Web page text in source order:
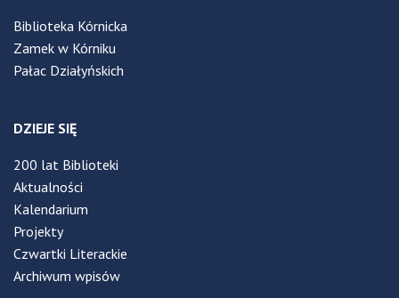
Biblioteka Kórnicka
Zamek w Kórniku
Pałac Działyńskich
DZIEJE SIĘ
200 lat Biblioteki
Aktualności
Kalendarium
Projekty
Czwartki Literackie
Archiwum wpisów